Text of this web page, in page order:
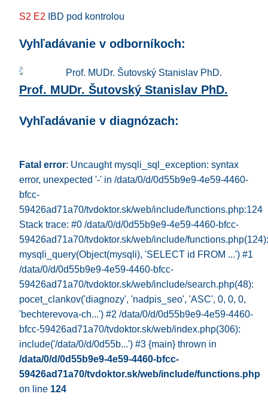
S2 E2 IBD pod kontrolou
Vyhľadávanie v odborníkoch:
Prof. MUDr. Šutovský Stanislav PhD.
Vyhľadávanie v diagnózach:
Fatal error: Uncaught mysqli_sql_exception: syntax
error, unexpected '-' in /data/0/d/0d55b9e9-4e59-4460-
bfcc-
59426ad71a70/tvdoktor.sk/web/include/functions.php:124
Stack trace: #0 /data/0/d/0d55b9e9-4e59-4460-bfcc-
59426ad71a70/tvdoktor.sk/web/include/functions.php(124):
mysqli_query(Object(mysqli), 'SELECT id FROM ...') #1
/data/0/d/0d55b9e9-4e59-4460-bfcc-
59426ad71a70/tvdoktor.sk/web/include/search.php(48):
pocet_clankov('diagnozy', 'nadpis_seo', 'ASC', 0, 0, 0,
'bechterevova-ch...') #2 /data/0/d/0d55b9e9-4e59-4460-
bfcc-59426ad71a70/tvdoktor.sk/web/index.php(306):
include('/data/0/d/0d55b...') #3 {main} thrown in
/data/0/d/0d55b9e9-4e59-4460-bfcc-
59426ad71a70/tvdoktor.sk/web/include/functions.php
on line 124